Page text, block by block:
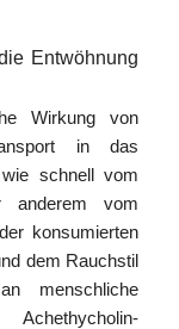
Entwöhnung
Wirkung von
in das
schnell vom
anderem vom
konsumierten
dem Rauchstil
menschliche